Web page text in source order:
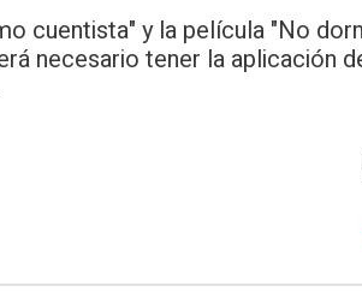
cuentista" y la película "No
necesario tener la aplicación